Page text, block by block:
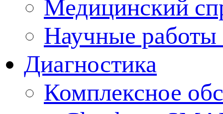
Медицинский
Научные работы
Диагностика
Комплексное